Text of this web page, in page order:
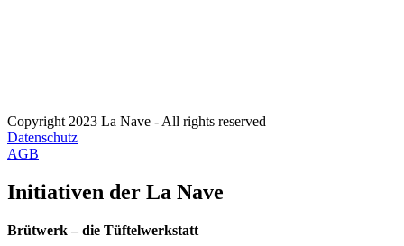
Copyright 2023 La Nave - All rights reserved
Datenschutz
AGB
Initiativen der La Nave
Brütwerk – die Tüftelwerkstatt